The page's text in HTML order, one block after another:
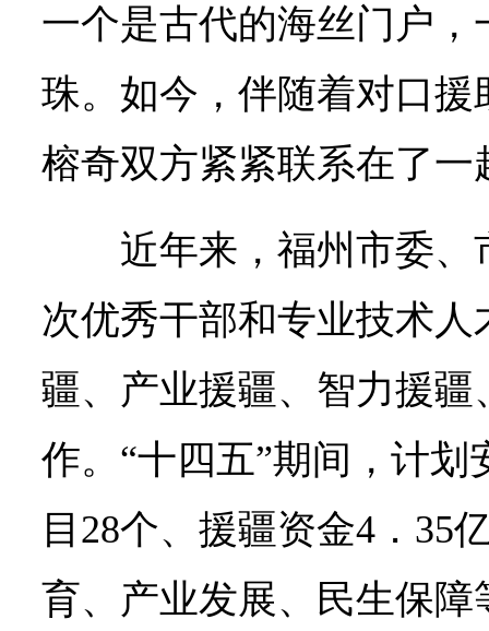
一个是古代的海丝门户
珠。如今，伴随着对口
榕奇双方紧紧联系在了
近年来，福州市委
次优秀干部和专业技术
疆、产业援疆、智力援疆
作。“十四五”期间，计
目28个、援疆资金4．35
育、产业发展、民生保